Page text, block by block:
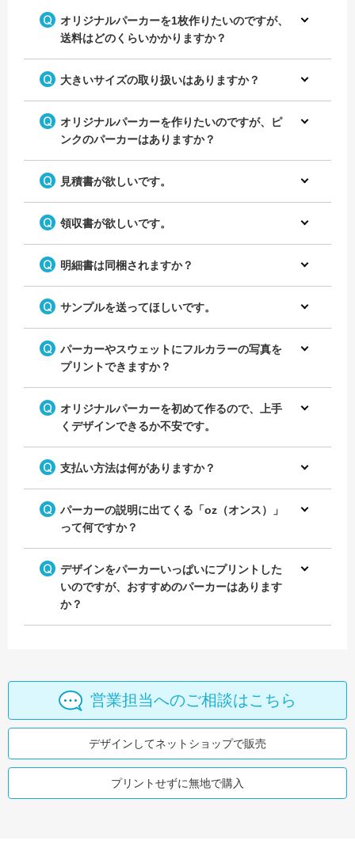
オリジナルパーカーを1枚作りたいのですが、
送料はどのくらいかかりますか？
大きいサイズの取り扱いはありますか？
オリジナルパーカーを作りたいのですが、ピ
ンクのパーカーはありますか？
見積書が欲しいです。
領収書が欲しいです。
明細書は同梱されますか？
サンプルを送ってほしいです。
パーカーやスウェットにフルカラーの写真を
プリントできますか？
オリジナルパーカーを初めて作るので、上手
くデザインできるか不安です。
支払い方法は何がありますか？
パーカーの説明に出てくる「oz（オンス）」
って何ですか？
デザインをパーカーいっぱいにプリントした
いのですが、おすすめのパーカーはあります
か？
営業担当へのご相談はこちら
デザインしてネットショップで販売
プリントせずに無地で購入